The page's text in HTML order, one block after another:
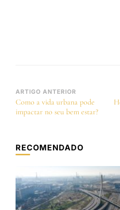
Navegação
de
post
ARTIGO ANTERIOR
Como a vida urbana pode
impactar no seu bem estar?
RECOMENDADO